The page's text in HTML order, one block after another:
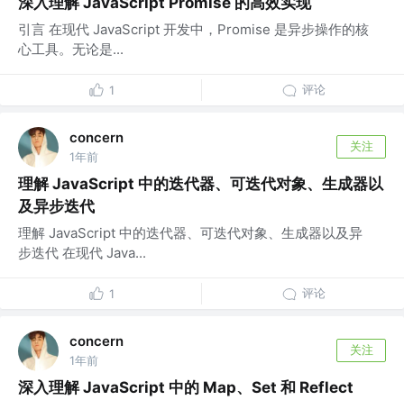
引言 在现代 JavaScript 开发中，Promise 是异步操作的核
心工具。无论是...
1 评论
concern
1年前
关注
理解 JavaScript 中的迭代器、可迭代对象、生成器以
及异步迭代
理解 JavaScript 中的迭代器、可迭代对象、生成器以及异
步迭代 在现代 Java...
1 评论
concern
1年前
关注
深入理解 JavaScript 中的 Map、Set 和 Reflect